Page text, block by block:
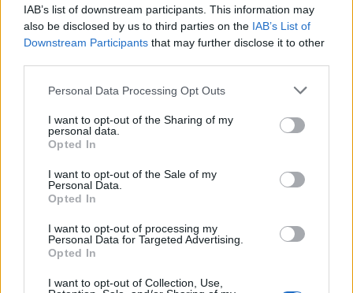
IAB’s list of downstream participants. This information may
also be disclosed by us to third parties on the IAB’s List of
Downstream Participants that may further disclose it to other
Personal Data Processing Opt Outs
I want to opt-out of the Sharing of my
personal data.
Opted In
I want to opt-out of the Sale of my
Personal Data.
Opted In
I want to opt-out of processing my
Personal Data for Targeted Advertising.
Opted In
I want to opt-out of Collection, Use,
Τα προσωπικά σας δεδομένα θα χρησιμοποιηθούν για την
υποστήριξη της εμπειρίας σας σε αυτόν τον ιστότοπο, για
τη διαχείριση της πρόσβασης στον λογαριασμό σας και για
άλλους σκοπούς που περιγράφονται στην
απορρήτου .
Εγγραφή
Εγγραφή
Η εγγραφή σε αυτόν τον ιστότοπο σας επιτρέπει να έχετε
πρόσβαση στην κατάσταση και το ιστορικό των